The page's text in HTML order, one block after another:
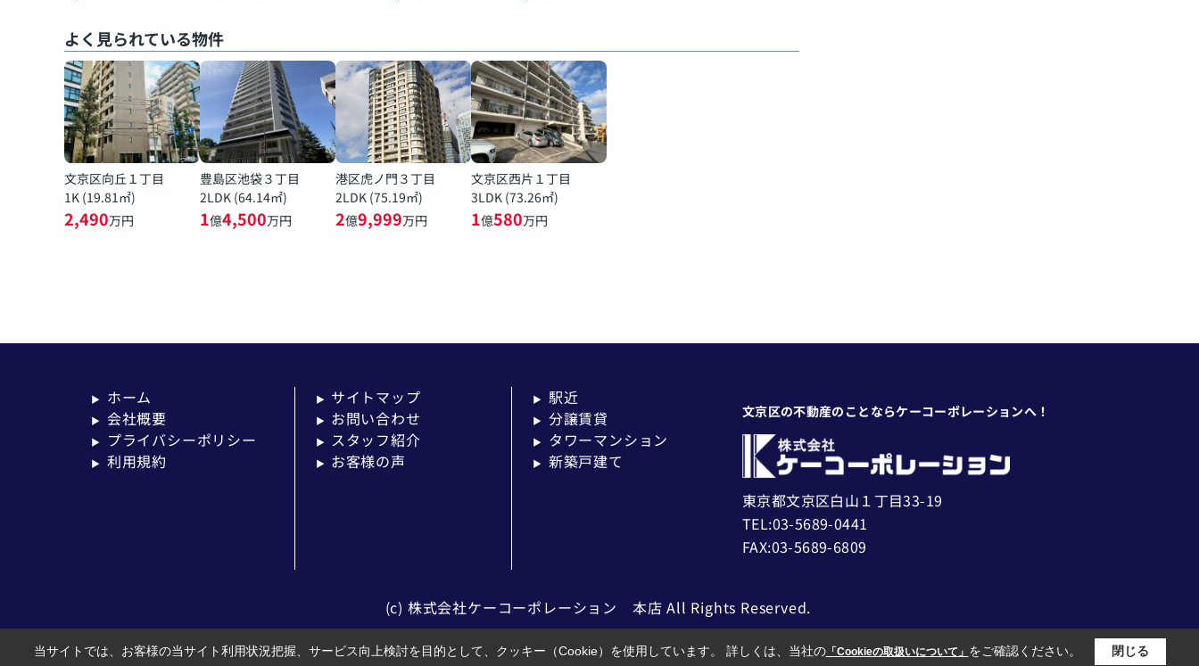
よく見られている物件
文京区向丘１丁目
1K (19.81㎡)
2,490万円
豊島区池袋３丁目
2LDK (64.14㎡)
1億4,500万円
港区虎ノ門３丁目
2LDK (75.19㎡)
2億9,999万円
文京区西片１丁目
3LDK (73.26㎡)
1億580万円
▶ ホーム
▶ 会社概要
▶ プライバシーポリシー
▶ 利用規約
▶ サイトマップ
▶ お問い合わせ
▶ スタッフ紹介
▶ お客様の声
▶ 駅近
▶ 分譲賃貸
▶ タワーマンション
▶ 新築戸建て
文京区の不動産のことならケーコーポレーションへ！
東京都文京区白山１丁目33-19
TEL:03-5689-0441
FAX:03-5689-6809
(c) 株式会社ケーコーポレーション 本店 All Rights Reserved.
当サイトでは、お客様の当サイト利用状況把握、サービス向上検討を目的として、クッキー（Cookie）を使用しています。 詳しくは、当社の「Cookieの取扱いについて」 をご確認ください。 閉じる